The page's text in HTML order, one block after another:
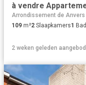
à vendre
Arrondissement de Anvers
109 m²2 Slaapkamers1
2 weken geleden